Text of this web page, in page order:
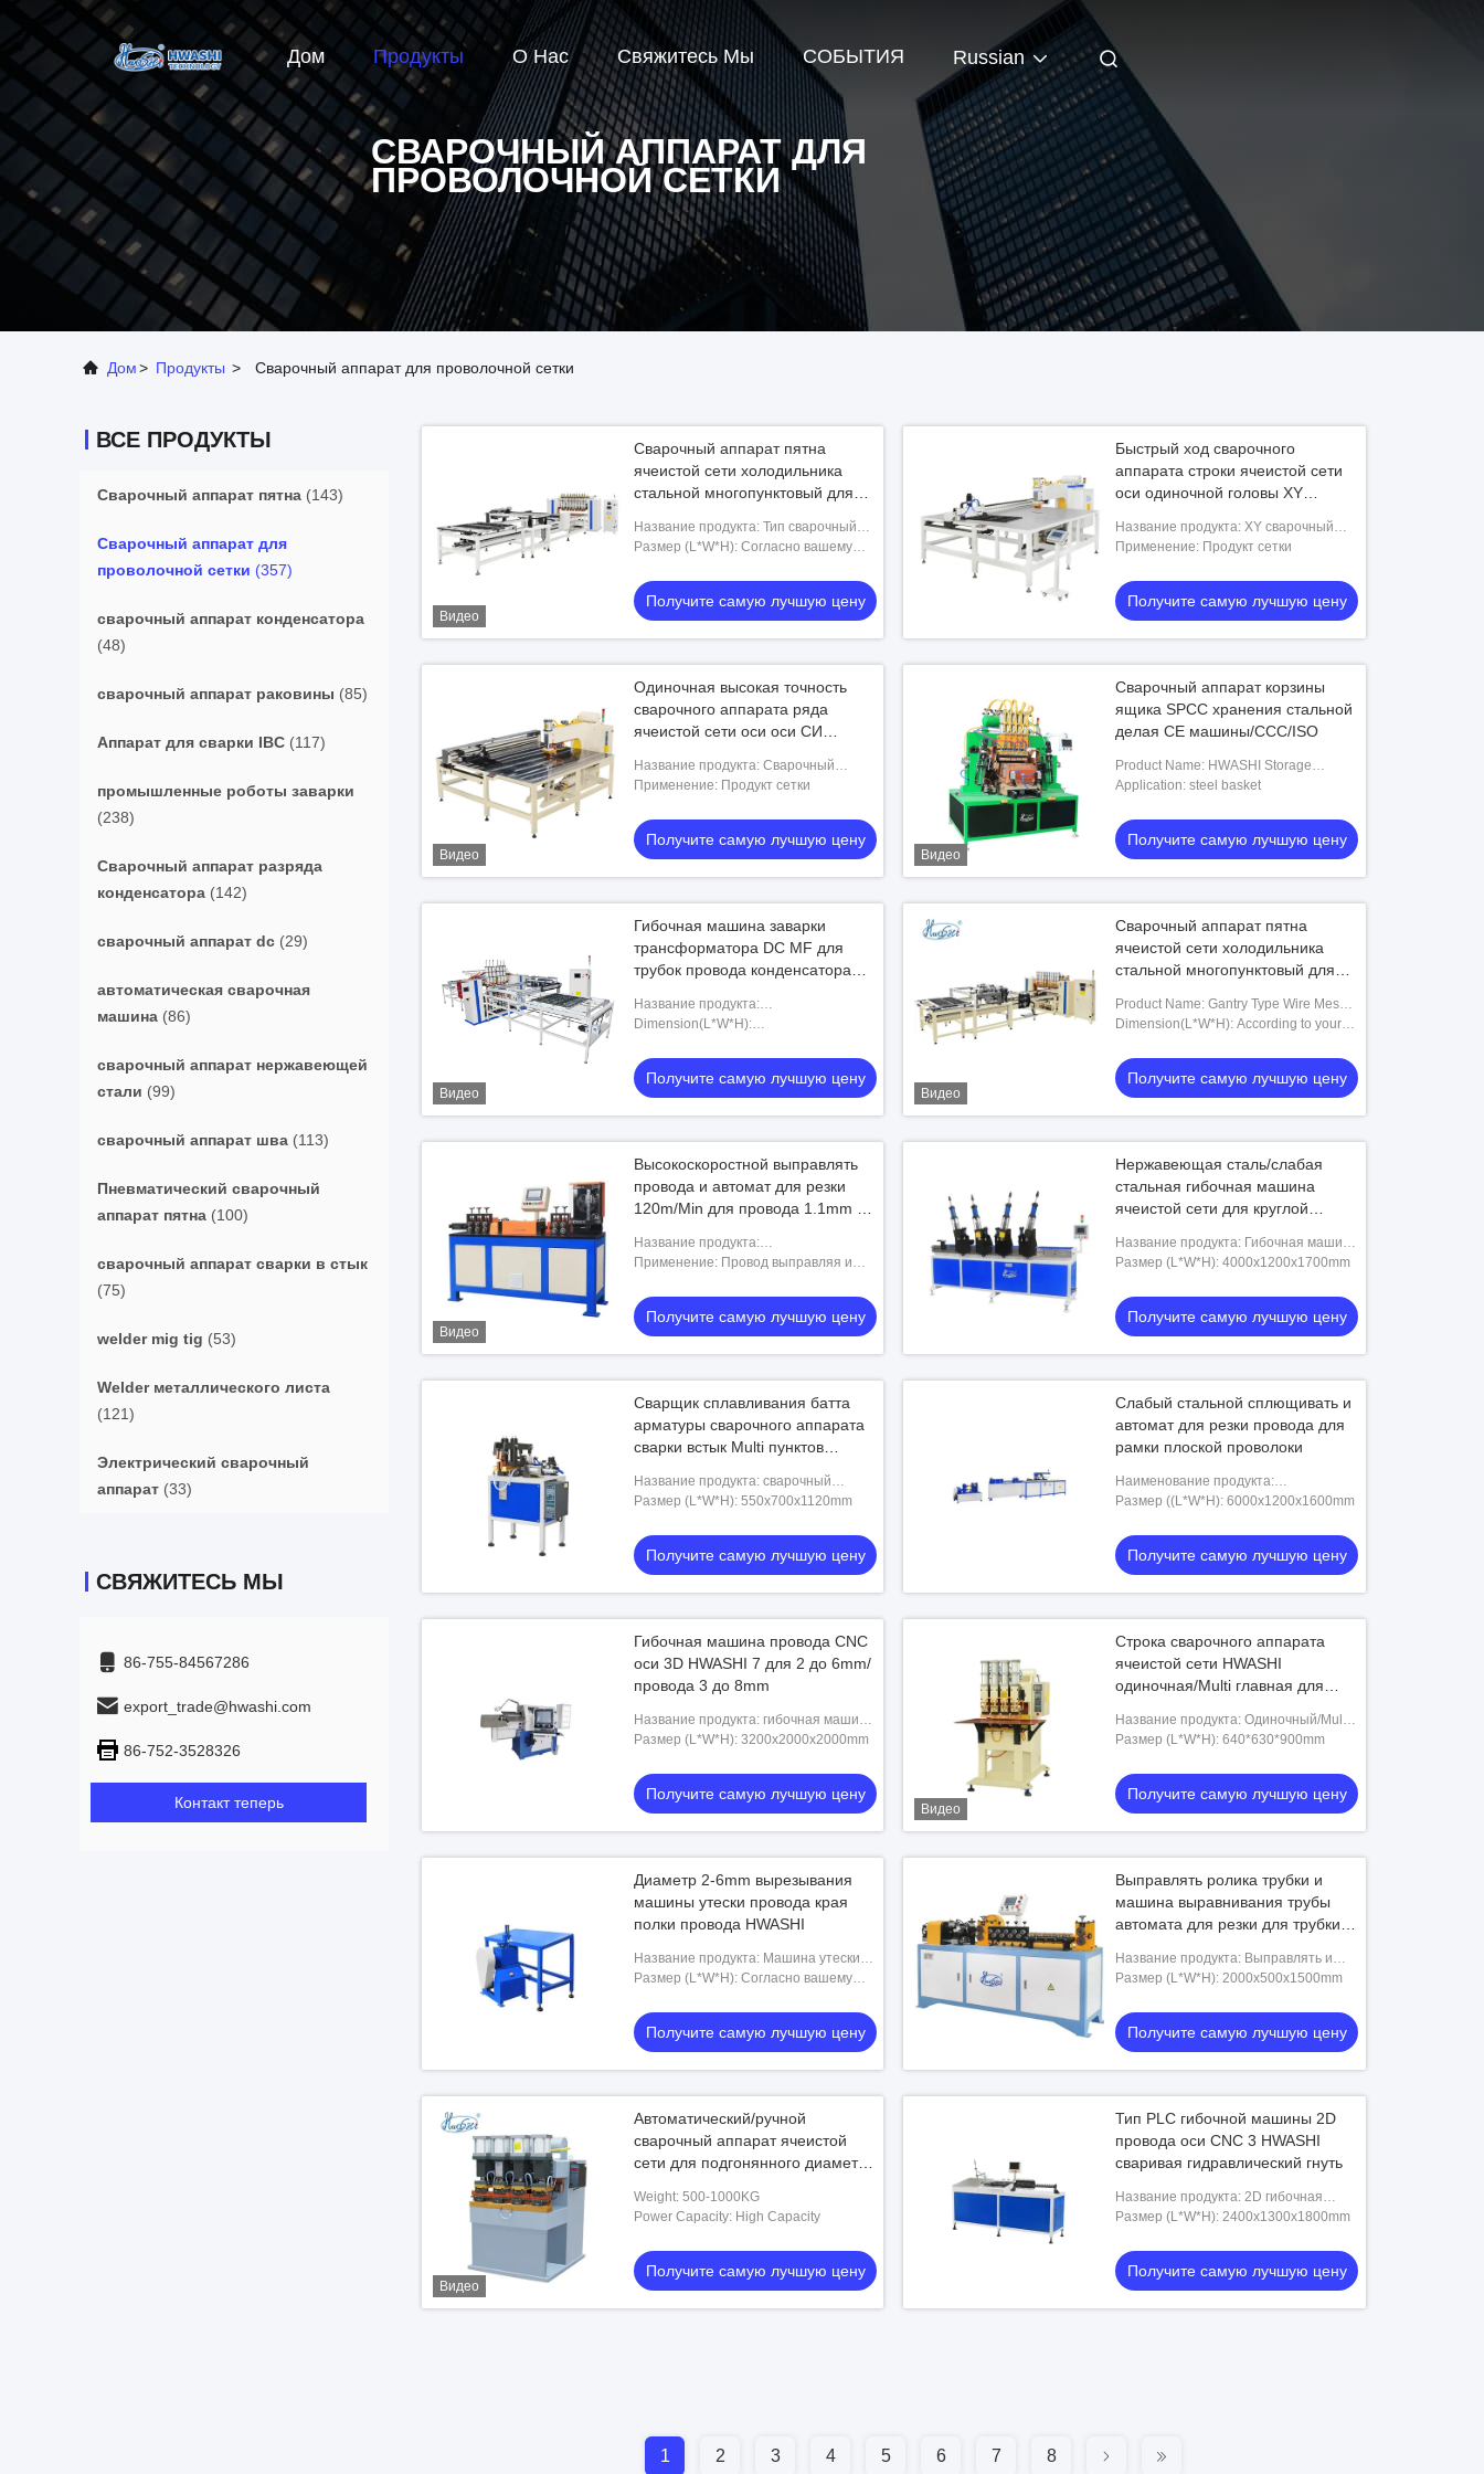
Дом Продукты О Нас Свяжитесь Мы СОБЫТИЯ Russian
СВАРОЧНЫЙ АППАРАТ ДЛЯ
ПРОВОЛОЧНОЙ СЕТКИ
Дом> Продукты > Сварочный аппарат для проволочной сетки
ВСЕ ПРОДУКТЫ
Сварочный аппарат пятна (143)
Сварочный аппарат для
проволочной сетки (357)
сварочный аппарат конденсатора
(48)
сварочный аппарат раковины (85)
Аппарат для сварки IBC (117)
промышленные роботы заварки
(238)
Сварочный аппарат разряда
конденсатора (142)
сварочный аппарат dc (29)
автоматическая сварочная
машина (86)
сварочный аппарат нержавеющей
стали (99)
сварочный аппарат шва (113)
Пневматический сварочный
аппарат пятна (100)
сварочный аппарат сварки в стык
(75)
welder mig tig (53)
Welder металлического листа
(121)
Электрический сварочный
аппарат (33)
СВЯЖИТЕСЬ МЫ
86-755-84567286
export_trade@hwashi.com
86-752-3528326
Контакт теперь
Видео
Сварочный аппарат пятна
ячеистой сети холодильника
стальной многопунктовый для
Название продукта: Тип сварочный
аппарат портала ячеистой сети
Размер (L*W*H): Согласно вашему
Получите самую лучшую цену
Быстрый ход сварочного
аппарата строки ячеистой сети
оси одиночной головы XY
Название продукта: XY сварочный
аппарат строки ячеистой сети оси
Применение: Продукт сетки
Получите самую лучшую цену
Видео
Одиночная высокая точность
сварочного аппарата ряда
ячеистой сети оси оси СИ
Название продукта: Сварочный
аппарат строки ячеистой сети оси
эффективности и точнос
Применение: Продукт сетки
Получите самую лучшую цену
Видео
Сварочный аппарат корзины
ящика SPCC хранения стальной
делая CE машины/CCC/ISO
Product Name: HWASHI Storage
Drawer SPCC Steel Basket Welding
Application: steel basket
Получите самую лучшую цену
Видео
Гибочная машина заварки
трансформатора DC MF для
трубок провода конденсатора
Название продукта:
Высокопроизводительная заварка и
трубок провода в продукции конденса
Dimension(L*W*H):
Получите самую лучшую цену
Видео
Сварочный аппарат пятна
ячеистой сети холодильника
стальной многопунктовый для
Product Name: Gantry Type Wire Mesh
Welding Machine
Dimension(L*W*H): According to your
Получите самую лучшую цену
Видео
Высокоскоростной выправлять
провода и автомат для резки
120m/Min для провода 1.1mm до
Название продукта:
Высокоскоростной выправлять и
Применение: Провод выправляя и
Получите самую лучшую цену
Нержавеющая сталь/слабая
стальная гибочная машина
ячеистой сети для круглой
Название продукта: Гибочная машина
рамки провода
Размер (L*W*H): 4000x1200x1700mm
Получите самую лучшую цену
Сварщик сплавливания батта
арматуры сварочного аппарата
сварки встык Multi пунктов
внезапный
Название продукта: сварочный
аппарат сварки встык Мульти-пунктов
Размер (L*W*H): 550x700x1120mm
Получите самую лучшую цену
Слабый стальной сплющивать и
автомат для резки провода для
рамки плоской проволоки
Наименование продукта:
Сплющивать и автомат для резки
Размер ((L*W*H): 6000x1200x1600mm
Получите самую лучшую цену
Гибочная машина провода CNC
оси 3D HWASHI 7 для 2 до 6mm/
провода 3 до 8mm
Название продукта: гибочная машина
провода 3D
Размер (L*W*H): 3200x2000x2000mm
Получите самую лучшую цену
Видео
Строка сварочного аппарата
ячеистой сети HWASHI
одиночная/Multi главная для
Название продукта: Одиночный/Multi
главный сварочный аппарат строки
Размер (L*W*H): 640*630*900mm
Получите самую лучшую цену
Диаметр 2-6mm вырезывания
машины утески провода края
полки провода HWASHI
Название продукта: Машина утески
провода края полки провода
Размер (L*W*H): Согласно вашему
Получите самую лучшую цену
Выправлять ролика трубки и
машина выравнивания трубы
автомата для резки для трубки
Название продукта: Выправлять и
автомат для резки ролика трубки
Размер (L*W*H): 2000x500x1500mm
Получите самую лучшую цену
Видео
Автоматический/ручной
сварочный аппарат ячеистой
сети для подгонянного диаметра
Weight: 500-1000KG
Power Capacity: High Capacity
Получите самую лучшую цену
Тип PLC гибочной машины 2D
провода оси CNC 3 HWASHI
сваривая гидравлический гнуть
Название продукта: 2D гибочная
машина провода и сварочный
Размер (L*W*H): 2400x1300x1800mm
Получите самую лучшую цену
1 2 3 4 5 6 7 8